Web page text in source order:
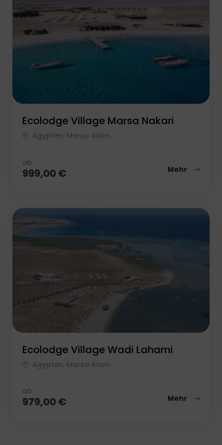
Ecolodge Village Marsa Nakari
Ägypten, Marsa Alam
ab
999,00€ Mehr
Ecolodge Village Wadi Lahami
Ägypten, Marsa Alam
ab
979,00€ Mehr